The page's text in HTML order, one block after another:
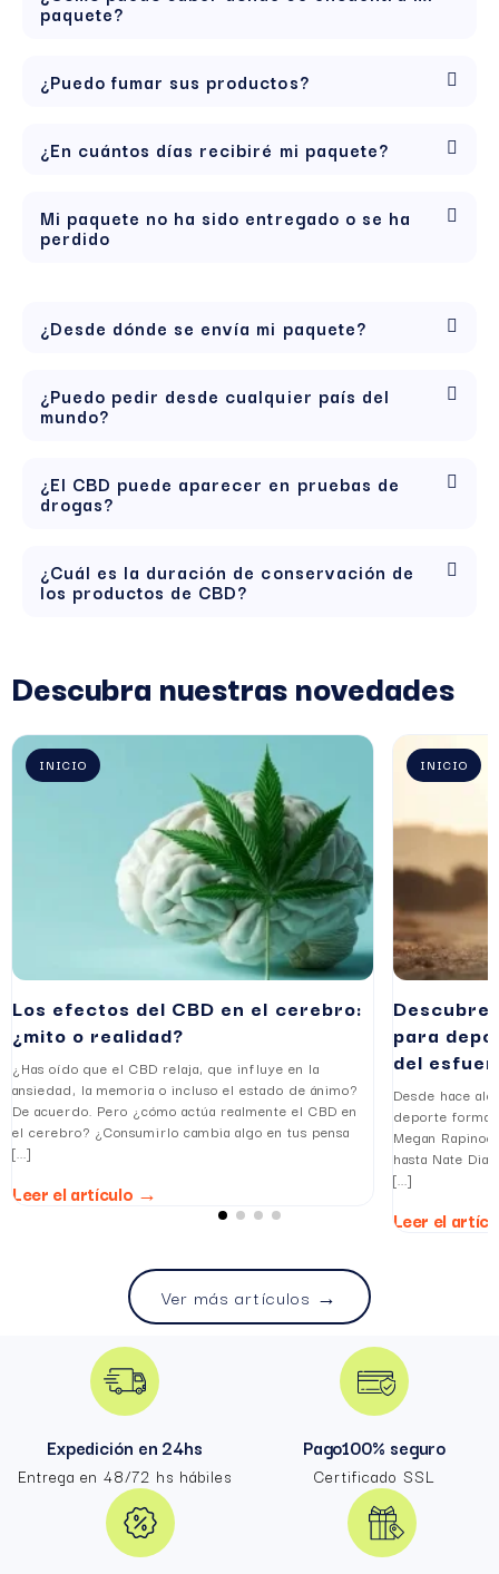
paquete?
¿Puedo fumar sus productos?
¿En cuántos días recibiré mi paquete?
Mi paquete no ha sido entregado o se ha
perdido
¿Desde dónde se envía mi paquete?
¿Puedo pedir desde cualquier país del
mundo?
¿El CBD puede aparecer en pruebas de
drogas?
¿Cuál es la duración de conservación de
los productos de CBD?
Descubra nuestras novedades
INICIO
Los efectos del CBD en el cerebro:
¿mito o realidad?
¿Has oído que el CBD relaja, que influye en la
ansiedad, la memoria o incluso el estado de ánimo?
De acuerdo. Pero ¿cómo actúa realmente el CBD en
el cerebro? ¿Consumirlo cambia algo en tus pensa
[...]
Leer el artículo →
INICIO
Descubre
para
del
Desde hace
deporte
Megan
hasta Nate
[...]
Leer el
Ver más artículos →
Expedición en 24hs
Entrega en 48/72 hs hábiles
Pago100% seguro
Certificado SSL